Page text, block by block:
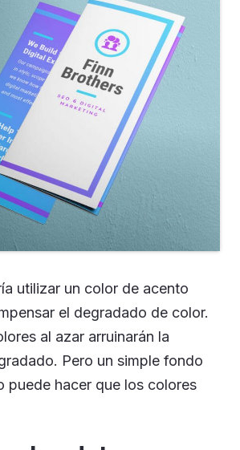
utilizar un color de acento
el degradado de color.
al azar arruinarán la
Pero un simple fondo
puede hacer que los colores